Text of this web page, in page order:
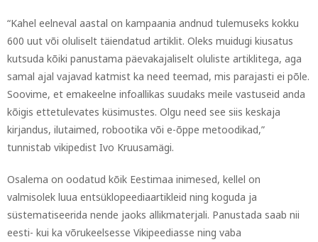
“Kahel eelneval aastal on kampaania andnud tulemuseks kokku
600 uut või oluliselt täiendatud artiklit. Oleks muidugi kiusatus
kutsuda kõiki panustama päevakajaliselt oluliste artiklitega, aga
samal ajal vajavad katmist ka need teemad, mis parajasti ei põle.
Soovime, et emakeelne infoallikas suudaks meile vastuseid anda
kõigis ettetulevates küsimustes. Olgu need see siis keskaja
kirjandus, ilutaimed, robootika või e-õppe metoodikad,”
tunnistab vikipedist Ivo Kruusamägi.
Osalema on oodatud kõik Eestimaa inimesed, kellel on
valmisolek luua entsüklopeediaartikleid ning koguda ja
süstematiseerida nende jaoks allikmaterjali. Panustada saab nii
eesti- kui ka võrukeelsesse Vikipeediasse ning vaba